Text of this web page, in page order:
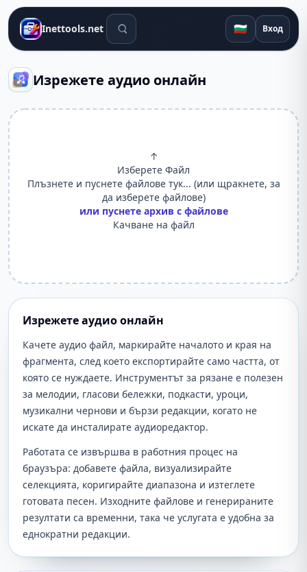
Inettools.net Инструменти за търсене🇧🇬 Вход
Изрежете аудио онлайн
↑
Изберете Файл
Плъзнете и пуснете файлове тук... (или щракнете, за
да изберете файлове)
или пуснете архив с файлове
Качване на файл
Изрежете аудио онлайн
Качете аудио файл, маркирайте началото и края на
фрагмента, след което експортирайте само частта, от
която се нуждаете. Инструментът за рязане е полезен
за мелодии, гласови бележки, подкасти, уроци,
музикални чернови и бързи редакции, когато не
искате да инсталирате аудиоредактор.
Работата се извършва в работния процес на
браузъра: добавете файла, визуализирайте
селекцията, коригирайте диапазона и изтеглете
готовата песен. Изходните файлове и генерираните
резултати са временни, така че услугата е удобна за
еднократни редакции.